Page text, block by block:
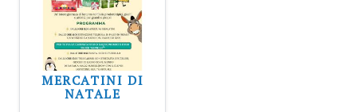
MERCATINI DI
NATALE